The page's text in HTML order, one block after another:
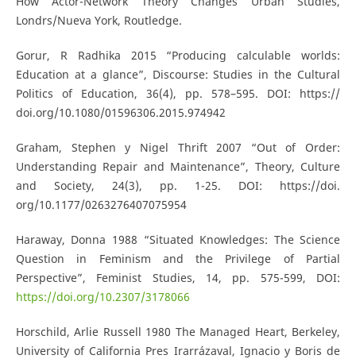
Londrs/Nueva York, Routledge.
Gorur, R Radhika 2015 “Producing calculable worlds:
Education at a glance”, Discourse: Studies in the Cultural
Politics of Education, 36(4), pp. 578–595. DOI: https://
doi.org/10.1080/01596306.2015.974942
Graham, Stephen y Nigel Thrift 2007 “Out of Order:
Understanding Repair and Maintenance”, Theory, Culture
and Society, 24(3), pp. 1-25. DOI: https://doi.
org/10.1177/0263276407075954
Haraway, Donna 1988 “Situated Knowledges: The Science
Question in Feminism and the Privilege of Partial
Perspective”, Feminist Studies, 14, pp. 575-599, DOI:
https://doi.org/10.2307/3178066
Horschild, Arlie Russell 1980 The Managed Heart, Berkeley,
University of California Pres Irarrázaval, Ignacio y Boris de